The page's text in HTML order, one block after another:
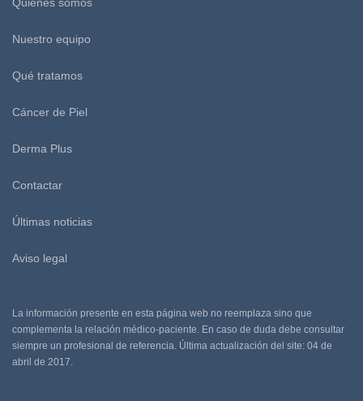
Quiénes somos
Nuestro equipo
Qué tratamos
Cáncer de Piel
Derma Plus
Contactar
Últimas noticias
Aviso legal
La información presente en esta página web no reemplaza sino que
complementa la relación médico-paciente. En caso de duda debe consultar
siempre un profesional de referencia. Última actualización del site: 04 de
abril de 2017.